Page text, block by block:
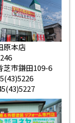
原本店
芝市鎌田109-6